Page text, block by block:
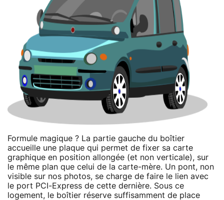
Formule magique ? La partie gauche du boîtier
accueille une plaque qui permet de fixer sa carte
graphique en position allongée (et non verticale), sur
le même plan que celui de la carte-mère. Un pont, non
visible sur nos photos, se charge de faire le lien avec
le port PCI-Express de cette dernière. Sous ce
logement, le boîtier réserve suffisamment de place